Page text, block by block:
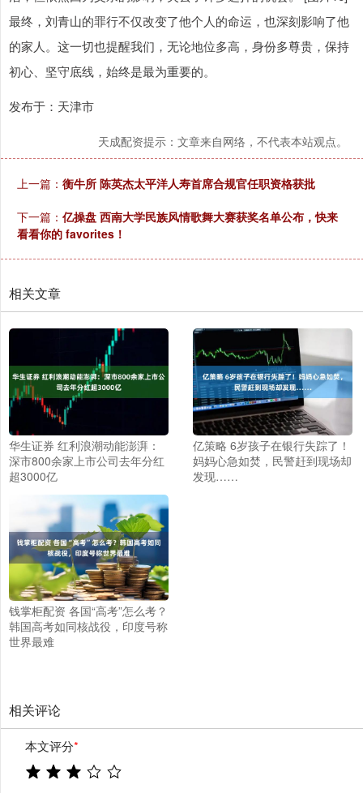
最终，刘青山的罪行不仅改变了他个人的命运，也深刻影响了他
的家人。这一切也提醒我们，无论地位多高，身份多尊贵，保持
初心、坚守底线，始终是最为重要的。
发布于：天津市
天成配资提示：文章来自网络，不代表本站观点。
上一篇： 衡牛所 陈英杰太平洋人寿首席合规官任职资格获批
下一篇： 亿操盘 西南大学民族风情歌舞大赛获奖名单公布，快来
看看你的 favorites！
相关文章
华生证券 红利浪潮动能澎湃：
深市800余家上市公司去年分红
超3000亿
亿策略 6岁孩子在银行失踪了！
妈妈心急如焚，民警赶到现场却
发现……
钱掌柜配资 各国“高考”怎么考？
韩国高考如同核战役，印度号称
世界最难
相关评论
本文评分*